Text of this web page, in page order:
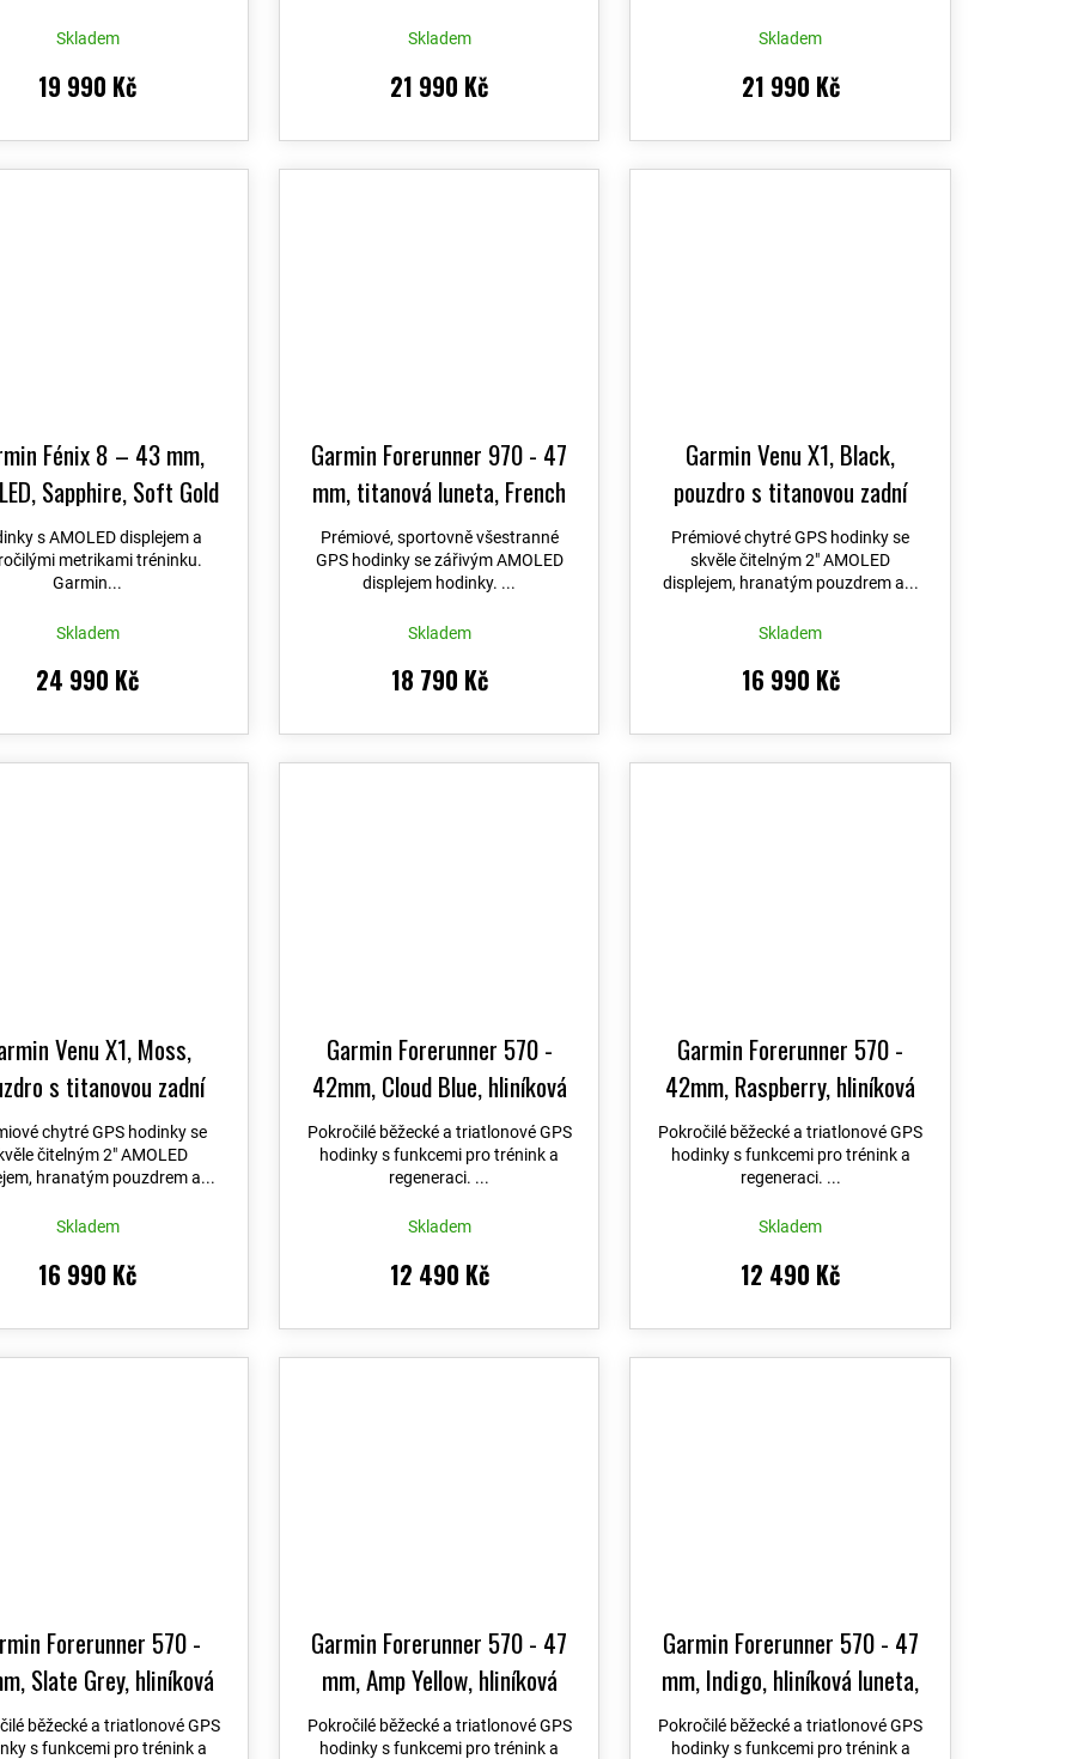
Czech PRO Voucher
Skladem
19 990 Kč
možnost výměny do 90 dní +
Topo Czech PRO Voucher
Skladem
21 990 Kč
Topo Czech PRO Voucher
Skladem
21 990 Kč
Fénix 8 – 43 mm,
Sapphire, Soft Gold
s koženým
010-02903-40+
Czech PRO Voucher
s AMOLED displejem a
metrikami tréninku.
Garmin...
Skladem
24 990 Kč
Garmin Forerunner 970 - 47
mm, titanová luneta, French
Grey, poloprůhledný řemínek
French Grey / Indigo 010-
02969-12 + možnost výměny
do 90 dní + Topo Czech PRO
Voucher
Prémiové, sportovně všestranné
GPS hodinky se zářivým AMOLED
displejem hodinky. ...
Skladem
18 790 Kč
Garmin Venu X1, Black,
pouzdro s titanovou zadní
stranou Slate, nylonovým
řemínkem ComfortFit Black
010-02980-02 + možnost
výměny do 90 dní + Topo
Czech PRO Voucher
Prémiové chytré GPS hodinky se
skvěle čitelným 2″ AMOLED
displejem, hranatým pouzdrem a...
Skladem
16 990 Kč
Venu X1, Moss,
s titanovou zadní
nylonovým řemínkem
Moss 010-
03
+ možnost výměny
dní + Topo Czech PRO
Voucher
chytré GPS hodinky se
čitelným 2″ AMOLED
hranatým pouzdrem a...
Skladem
16 990 Kč
Garmin Forerunner 570 -
42mm, Cloud Blue, hliníková
luneta, poloprůhledný řemínek
Whitestone/Cloud Blue 010-
+ možnost výměny
do 90 dní
Pokročilé běžecké a triatlonové GPS
hodinky s funkcemi pro trénink a
regeneraci. ...
Skladem
12 490 Kč
Garmin Forerunner 570 -
42mm, Raspberry, hliníková
luneta, poloprůhledný řemínek
Bone/Mango 010-02970-02
+ možnost výměny do 90 dní
Pokročilé běžecké a triatlonové GPS
hodinky s funkcemi pro trénink a
regeneraci. ...
Skladem
12 490 Kč
Forerunner 570 -
Slate Grey, hliníková
poloprůhledný řemínek
běžecké a triatlonové GPS
s funkcemi pro trénink a
Garmin Forerunner 570 - 47
mm, Amp Yellow, hliníková
luneta, poloprůhledný řemínek
Pokročilé běžecké a triatlonové GPS
hodinky s funkcemi pro trénink a
Garmin Forerunner 570 - 47
mm, Indigo, hliníková luneta,
poloprůhledný řemínek
Pokročilé běžecké a triatlonové GPS
hodinky s funkcemi pro trénink a